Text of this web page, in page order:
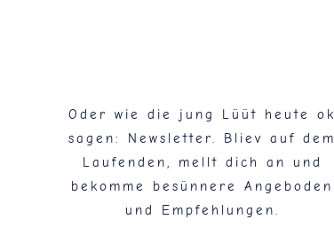
Oder wie die jung Lüüt heute ok
sagen: Newsletter. Bliev auf dem
Laufenden, mellt dich an und
bekomme besünnere Angeboden
und Empfehlungen.